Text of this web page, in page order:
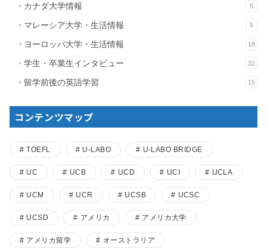
カナダ大学情報 5
マレーシア大学・生活情報 5
ヨーロッパ大学・生活情報 18
学生・卒業生インタビュー 32
留学前後の英語学習 15
コンテンツマップ
TOEFL U-LABO U-LABO BRIDGE
UC UCB UCD UCI UCLA
UCM UCR UCSB UCSC
UCSD アメリカ アメリカ大学
アメリカ留学 オーストラリア